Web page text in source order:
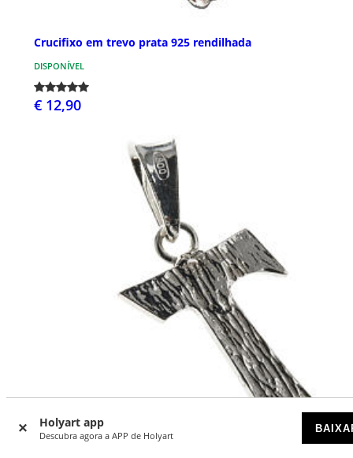
Holyart app
Descubra agora a APP de Holyart
Crucifixo em trevo prata 925 rendilhada
DISPONÍVEL
€ 12,90